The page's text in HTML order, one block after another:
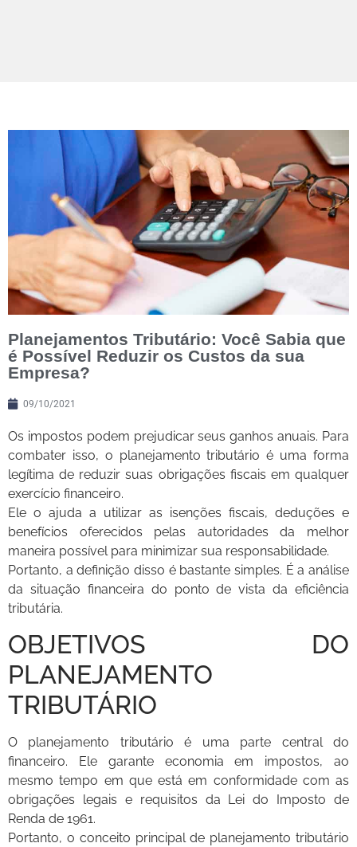
Planejamentos Tributário: Você Sabia que
é Possível Reduzir os Custos da sua
Empresa?
09/10/2021
Os impostos podem prejudicar seus ganhos anuais. Para
combater isso, o planejamento tributário é uma forma
legítima de reduzir suas obrigações fiscais em qualquer
exercício financeiro.
Ele o ajuda a utilizar as isenções fiscais, deduções e
benefícios oferecidos pelas autoridades da melhor
maneira possível para minimizar sua responsabilidade.
Portanto, a definição disso é bastante simples. É a análise
da situação financeira do ponto de vista da eficiência
tributária.
OBJETIVOS DO
PLANEJAMENTO
TRIBUTÁRIO
O planejamento tributário é uma parte central do
financeiro. Ele garante economia em impostos, ao
mesmo tempo em que está em conformidade com as
obrigações legais e requisitos da Lei do Imposto de
Renda de 1961.
Portanto, o conceito principal de planejamento tributário